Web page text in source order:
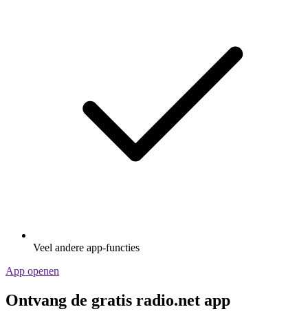
Veel andere app-functies
App openen
Ontvang de gratis radio.net app